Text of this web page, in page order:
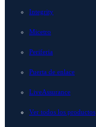
Integrity
Micetro
Periferia
Puerta de enlace
LiveAssurance
Ver todos los productos